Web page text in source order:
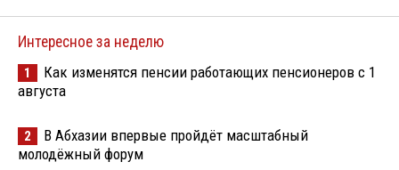
Интересное за неделю
1
Как изменятся пенсии работающих пенсионеров с 1
августа
2
В Абхазии впервые пройдёт масштабный
молодёжный форум